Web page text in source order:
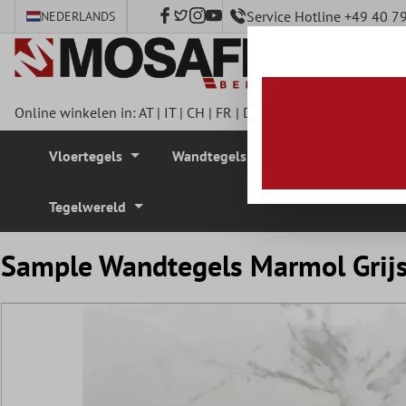
hoofdinhoud
NEDERLANDS Service Hotline +49 40
Online winkelen in:AT| IT| CH | FR | DE
Vloertegels Wandtegels
Tegelwereld
Sample Wandtegels Marmol